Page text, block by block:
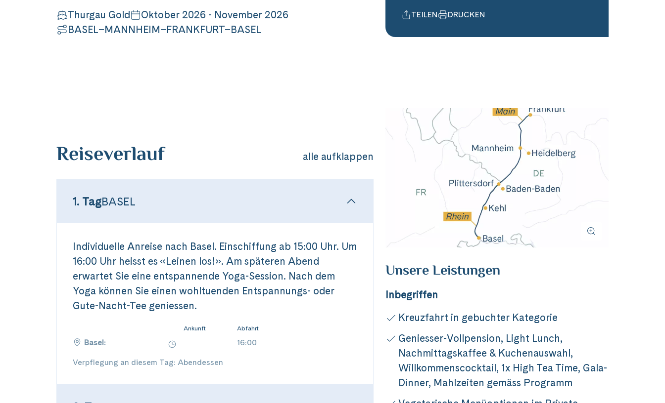
Thurgau Gold
Oktober 2026 - November 2026
BASEL–MANNHEIM–FRANKFURT–BASEL
TEILEN DRUCKEN
Reiseverlauf alle aufklappen
1. TagBASEL
Individuelle Anreise nach Basel. Einschiffung ab 15:00 Uhr. Um
16:00 Uhr heisst es «Leinen los!». Am späteren Abend
erwartet Sie eine entspannende Yoga-Session. Nach dem
Yoga können Sie einen wohltuenden Entspannungs- oder
Gute-Nacht-Tee geniessen.
Ankunft Abfahrt
Basel: 16:00
Verpflegung an diesem Tag: Abendessen
Unsere Leistungen
Inbegriffen
Kreuzfahrt in gebuchter Kategorie
Geniesser-Vollpension, Light Lunch,
Nachmittagskaffee & Kuchenauswahl,
Willkommenscocktail, 1x High Tea Time, Gala-
Dinner, Mahlzeiten gemäss Programm